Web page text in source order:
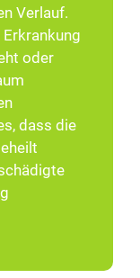
Verlauf.
oder
dass die